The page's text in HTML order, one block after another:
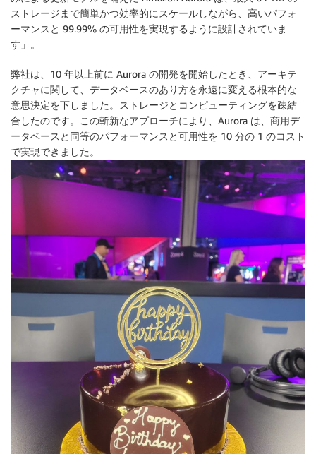
ストレージまで簡単かつ効率的にスケールしながら、高いパフォ
ーマンスと 99.99% の可用性を実現するように設計されていま
す」。
弊社は、10 年以上前に Aurora の開発を開始したとき、アーキテ
クチャに関して、データベースのあり方を永遠に変える根本的な
意思決定を下しました。ストレージとコンピューティングを疎結
合したのです。この斬新なアプローチにより、Aurora は、商用デ
ータベースと同等のパフォーマンスと可用性を 10 分の 1 のコスト
で実現できました。